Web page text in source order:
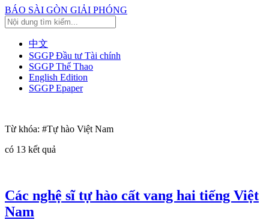
BÁO SÀI GÒN GIẢI PHÓNG
中文
SGGP Đầu tư Tài chính
SGGP Thể Thao
English Edition
SGGP Epaper
Từ khóa: #Tự hào Việt Nam
có 13 kết quả
Các nghệ sĩ tự hào cất vang hai tiếng Việt
Nam